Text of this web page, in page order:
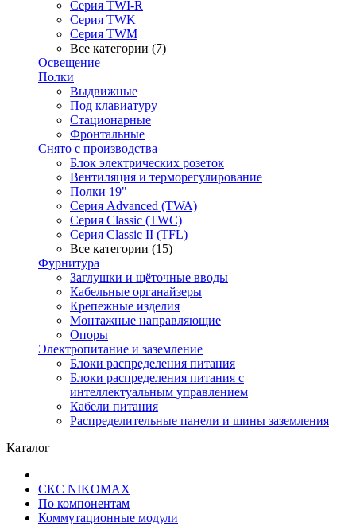
Серия TWI-R
Серия TWK
Серия TWM
Все категории (7)
Освещение
Полки
Выдвижные
Под клавиатуру
Стационарные
Фронтальные
Снято с производства
Блок электрических розеток
Вентиляция и терморегулирование
Полки 19"
Серия Advanced (TWA)
Серия Classic (TWC)
Серия Classic II (TFL)
Все категории (15)
Фурнитура
Заглушки и щёточные вводы
Кабельные органайзеры
Крепежные изделия
Монтажные направляющие
Опоры
Электропитание и заземление
Блоки распределения питания
Блоки распределения питания с
интеллектуальным управлением
Кабели питания
Распределительные панели и шины заземления
Каталог
СКС NIKOMAX
По компонентам
Коммутационные модули